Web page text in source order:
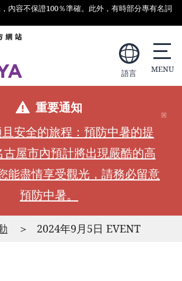
內容不保證100％準確。此外，有時部分專有名詞
語言
重要通知
且安全的旅程：預防中暑的提
屋市內預計將出現嚴酷的高
能盡情享受觀光，請務必留意
預防中暑。
2024年9月5日 EVENT